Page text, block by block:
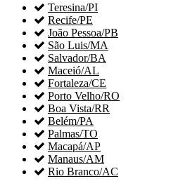
 Teresina/PI
 Recife/PE
 João Pessoa/PB
 São Luis/MA
 Salvador/BA
 Maceió/AL
 Fortaleza/CE
 Porto Velho/RO
 Boa Vista/RR
 Belém/PA
 Palmas/TO
 Macapá/AP
 Manaus/AM
 Rio Branco/AC